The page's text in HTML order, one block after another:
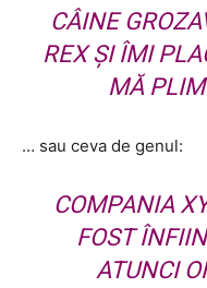
CÂINE
REX ȘI ÎMI
MĂ
… sau ceva de genul:
COMPANIA
FOST
ATUNCI